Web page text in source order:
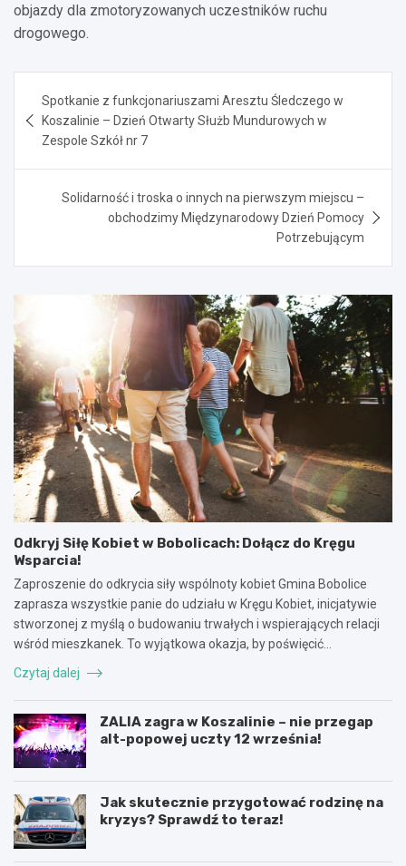
objazdy dla zmotoryzowanych uczestników ruchu
drogowego.
wpisu
Spotkanie z funkcjonariuszami Aresztu Śledczego w
Koszalinie – Dzień Otwarty Służb Mundurowych w
Zespole Szkół nr 7
Solidarność i troska o innych na pierwszym miejscu –
obchodzimy Międzynarodowy Dzień Pomocy
Potrzebującym
Odkryj Siłę Kobiet w Bobolicach: Dołącz do Kręgu
Wsparcia!
Zaproszenie do odkrycia siły wspólnoty kobiet Gmina Bobolice
zaprasza wszystkie panie do udziału w Kręgu Kobiet, inicjatywie
stworzonej z myślą o budowaniu trwałych i wspierających relacji
wśród mieszkanek. To wyjątkowa okazja, by poświęcić…
Czytaj dalej
ZALIA zagra w Koszalinie – nie przegap
alt-popowej uczty 12 września!
Jak skutecznie przygotować rodzinę na
kryzys? Sprawdź to teraz!